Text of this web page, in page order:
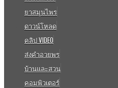
ยาสมุนไพร
ดาวน์โหลด
คลิป VIDEO
ส่งคำอวยพร
บ้านและสวน
คอมพิวเตอร์